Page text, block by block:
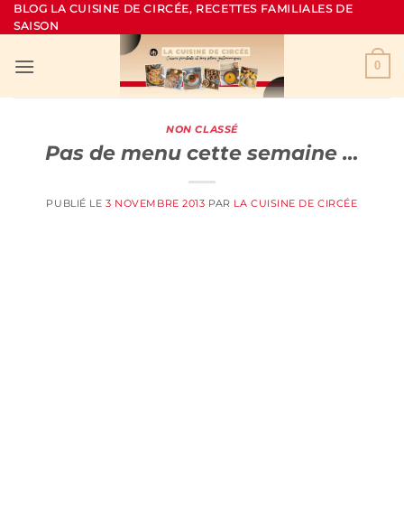
Passer
au
BLOG LA CUISINE DE CIRCÉE, RECETTES FAMILIALES DE
SAISON
0
NON CLASSÉ
Pas de menu cette semaine …
PUBLIÉ LE3 NOVEMBRE 2013 PAR LA CUISINE DE CIRCÉE